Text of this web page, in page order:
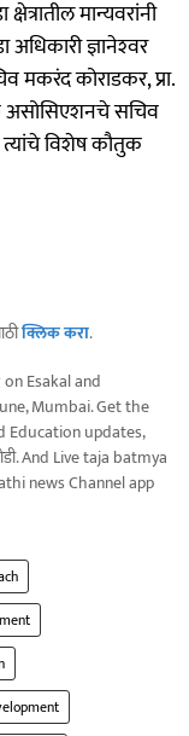
मान्यवरांनी
अधिकारी ज्ञानेश्‍वर
कोराडकर, प्रा.
असोसिएशनचे सचिव
विशेष कौतुक
क्लिक करा.
Esakal and
Mumbai. Get the
Education updates,
And Live taja batmya
news Channel app